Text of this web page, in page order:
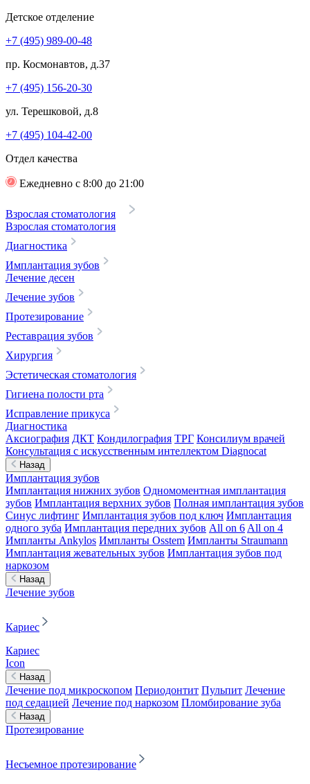
Детское отделение
+7 (495) 989-00-48
пр. Космонавтов, д.37
+7 (495) 156-20-30
ул. Терешковой, д.8
+7 (495) 104-42-00
Отдел качества
Ежедневно с 8:00 до 21:00
Взрослая стоматология
Взрослая стоматология
Диагностика
Имплантация зубов
Лечение десен
Лечение зубов
Протезирование
Реставрация зубов
Хирургия
Эстетическая стоматология
Гигиена полости рта
Исправление прикуса
Диагностика
Аксиография ДКТ Кондилография ТРГ Консилиум врачей
Консультация с искусственным интеллектом Diagnocat
Назад
Имплантация зубов
Имплантация нижних зубов Одномоментная имплантация
зубов Имплантация верхних зубов Полная имплантация зубов
Синус лифтинг Имплантация зубов под ключ Имплантация
одного зуба Имплантация передних зубов All on 6 All on 4
Импланты Ankylos Импланты Osstem Импланты Straumann
Имплантация жевательных зубов Имплантация зубов под
наркозом
Назад
Лечение зубов
Кариес
Кариес
Icon
Назад
Лечение под микроскопом Периодонтит Пульпит Лечение
под седацией Лечение под наркозом Пломбирование зуба
Назад
Протезирование
Несъемное протезирование